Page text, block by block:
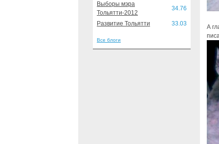
Выборы мэра
Тольятти-2012
34.76
Развитие Тольятти 33.03
Все блоги
А